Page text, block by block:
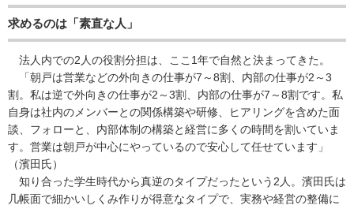
求めるのは「素直な人」
法人内での2人の役割分担は、ここ1年で自然と決まってきた。
「朝戸は営業などの外向きの仕事が7～8割、内部の仕事が2～3
割。私は逆で外向きの仕事が2～3割、内部の仕事が7～8割です。私
自身は社内のメンバーとの関係構築や研修、ヒアリングを含めた面
談、フォローと、内部体制の構築と経営に多くの時間を割いていま
す。営業は朝戸が中心にやっているので安心して任せています」
（濱田氏）
知り合った学生時代から真逆のタイプだったという2人。濱田氏は
几帳面で細かいしくみ作りが得意なタイプで、実務や経営の整備に